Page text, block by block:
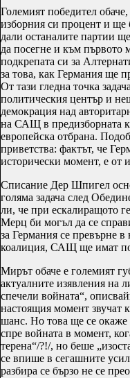
Големият победител
изборния си процент и ще
дали останалите партии
да посегне и към
подкрепата си за
за това, как Германия ще
От тази гледна точка
политическия център и
демокрация над
на САЩ в предизборната
европейска отбрана.
приветства: фактът, че
исторически момент, е от
Списание Дер Шпигел
голяма задача след
ли, че при ескалиращото
Мерц би могъл да се
за Германия се превърне
коалиция, САЩ ще имат
Мирът обаче е големият
актуалните изявления на
спечели войната“,
настоящия момент звучат
шанс. Но това ще се окаже
спре войната в момент,
терена“/?!/, но беше
се впише в сегашните
разбира се бързо не се